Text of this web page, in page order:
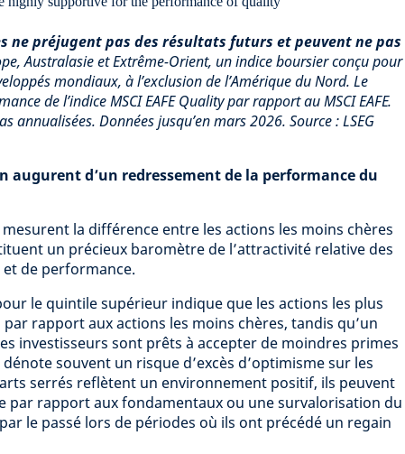
ne préjugent pas des résultats futurs et peuvent ne pas
Australasie et Extrême-Orient, un indice boursier conçu pour
mondiaux, à l’exclusion de l’Amérique du Nord. Le
de l’indice MSCI EAFE Quality par rapport au MSCI EAFE.
annualisées. Données jusqu’en mars 2026. Source : LSEG
augurent d’un redressement de la performance du
la différence entre les actions les moins chères
un précieux baromètre de l’attractivité relative des
et de performance.
le quintile supérieur indique que les actions les plus
rapport aux actions les moins chères, tandis qu’un
investisseurs sont prêts à accepter de moindres primes
souvent un risque d’excès d’optimisme sur les
serrés reflètent un environnement positif, ils peuvent
par rapport aux fondamentaux ou une survalorisation du
le passé lors de périodes où ils ont précédé un regain